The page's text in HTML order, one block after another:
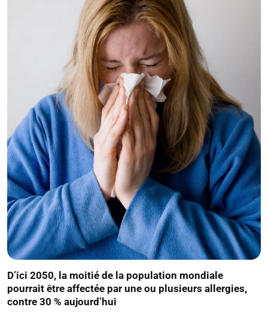
D’ici 2050, la moitié de la population mondiale
pourrait être affectée par une ou plusieurs allergies,
contre 30 % aujourd’hui